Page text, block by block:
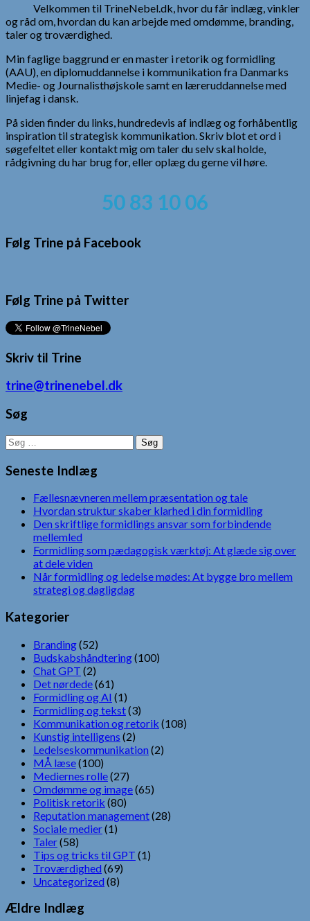
Velkommen til TrineNebel.dk, hvor du får indlæg, vinkler
og råd om, hvordan du kan arbejde med omdømme, branding,
taler og troværdighed.
Min faglige baggrund er en master i retorik og formidling
(AAU), en diplomuddannelse i kommunikation fra Danmarks
Medie- og Journalisthøjskole samt en læreruddannelse med
linjefag i dansk.
På siden finder du links, hundredevis af indlæg og forhåbentlig
inspiration til strategisk kommunikation. Skriv blot et ord i
søgefeltet eller kontakt mig om taler du selv skal holde,
rådgivning du har brug for, eller oplæg du gerne vil høre.
50 83 10 06
Følg Trine på Facebook
Følg Trine på Twitter
Skriv til Trine
trine@trinenebel.dk
Søg
Søg
efter:
Seneste Indlæg
Fællesnævneren mellem præsentation og tale
Hvordan struktur skaber klarhed i din formidling
Den skriftlige formidlings ansvar som forbindende
mellemled
Formidling som pædagogisk værktøj: At glæde sig over
at dele viden
Når formidling og ledelse mødes: At bygge bro mellem
strategi og dagligdag
Kategorier
Branding(52)
Budskabshåndtering(100)
Chat GPT (2)
Det nørdede(61)
Formidling og AI (1)
Formidling og tekst(3)
Kommunikation og retorik (108)
Kunstig intelligens (2)
Ledelseskommunikation (2)
MÅ læse(100)
Mediernes rolle(27)
Omdømme og image(65)
Politisk retorik (80)
Reputation management(28)
Sociale medier(1)
Taler(58)
Tips og tricks til GPT (1)
Troværdighed (69)
Uncategorized (8)
Ældre Indlæg